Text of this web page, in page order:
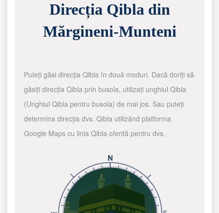
Direcția Qibla din
Mărgineni-Munteni
Puteți găsi direcția Qibla în două moduri. Dacă doriți să
găsiți direcția Qibla prin busola, utilizați unghiul Qibla
(Unghiul Qibla pentru busola) de mai jos. Sau puteți
determina direcția dvs. Qibla utilizând platforma
Google Maps cu linia Qibla oferită pentru dvs.